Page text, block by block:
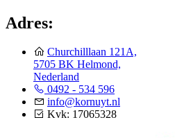
Adres:
Churchilllaan 121A,
5705 BK Helmond,
Nederland
0492 - 534 596
info@kornuyt.nl
Kvk: 17065328